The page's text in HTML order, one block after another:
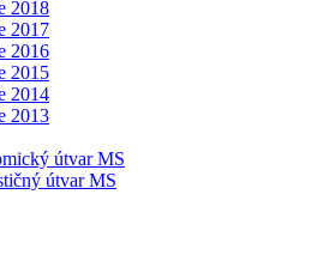
2018
2017
2016
2015
2014
2013
útvar MS
útvar MS